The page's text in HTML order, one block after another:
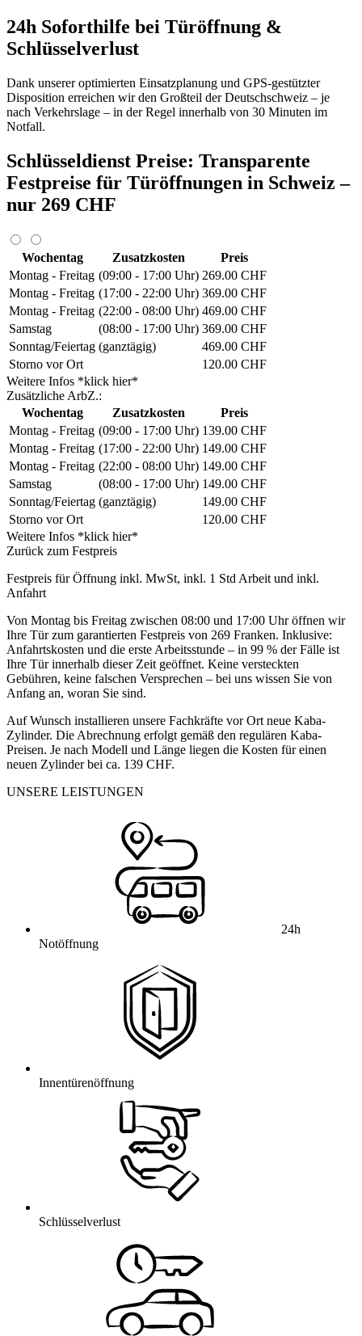
24h Soforthilfe bei Türöffnung &
Schlüsselverlust
Dank unserer optimierten Einsatzplanung und GPS-gestützter
Disposition erreichen wir den Großteil der Deutschschweiz – je
nach Verkehrslage – in der Regel innerhalb von 30 Minuten im
Notfall.
Schlüsseldienst Preise: Transparente
Festpreise für Türöffnungen in Schweiz –
nur 269 CHF
Wochentag Zusatzkosten
Preis
Montag - Freitag (09:00 - 17:00 Uhr) 269.00 CHF
Montag - Freitag (17:00 - 22:00 Uhr) 369.00 CHF
Montag - Freitag (22:00 - 08:00 Uhr) 469.00 CHF
Samstag
(08:00 - 17:00 Uhr) 369.00 CHF
Sonntag/Feiertag (ganztägig)
469.00 CHF
Storno vor Ort
120.00 CHF
Weitere Infos *klick hier*
Zusätzliche ArbZ.:
Wochentag
Zusatzkosten
Preis
Montag - Freitag (09:00 - 17:00 Uhr) 139.00 CHF
Montag - Freitag (17:00 - 22:00 Uhr) 149.00 CHF
Montag - Freitag (22:00 - 08:00 Uhr) 149.00 CHF
Samstag
(08:00 - 17:00 Uhr) 149.00 CHF
Sonntag/Feiertag (ganztägig)
149.00 CHF
Storno vor Ort
120.00 CHF
Weitere Infos *klick hier*
Zurück zum Festpreis
Festpreis für Öffnung inkl. MwSt, inkl. 1 Std Arbeit und inkl.
Anfahrt
Von Montag bis Freitag zwischen 08:00 und 17:00 Uhr öffnen wir
Ihre Tür zum garantierten Festpreis von 269 Franken. Inklusive:
Anfahrtskosten und die erste Arbeitsstunde – in 99 % der Fälle ist
Ihre Tür innerhalb dieser Zeit geöffnet. Keine versteckten
Gebühren, keine falschen Versprechen – bei uns wissen Sie von
Anfang an, woran Sie sind.
Auf Wunsch installieren unsere Fachkräfte vor Ort neue Kaba-
Zylinder. Die Abrechnung erfolgt gemäß den regulären Kaba-
Preisen. Je nach Modell und Länge liegen die Kosten für einen
neuen Zylinder bei ca. 139 CHF.
UNSERE LEISTUNGEN
24h
Notöffnung
Innentürenöffnung
Schlüsselverlust